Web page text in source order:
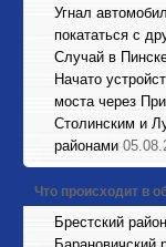
Угнал
покататься с
Случай в
Начато
моста через
Столинским и
районами
Что происходит в
Брестский район